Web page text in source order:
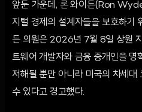
앞둔 가운데, 론 와이든(Ron
지털 경제의 설계자들을 보호하기
든 의원은 2026년 7월 8일 상원
트웨어 개발자와 금융 중개인을 명
저해될 뿐만 아니라 미국의 차세대
수 있다고 경고했다.